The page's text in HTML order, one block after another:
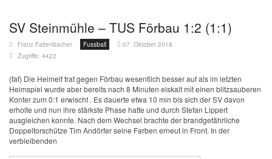
SV Steinmühle – TUS Förbau 1:2 (1:1)
Franz Faltenbacher Fussball
07. Oktober 2018
Zugriffe: 4422
(faf) Die Heimelf trat gegen Förbau wesentlich besser auf als im letzten
Heimspiel wurde aber bereits nach 8 Minuten eiskalt mit einen blitzsauberen
Konter zum 0:1 erwischt . Es dauerte etwa 10 min bis sich der SV davon
erholte und nun ihre stärkste Phase hatte und durch Stefan Lippert
ausgleichen konnte. Nach dem Wechsel brachte der brandgefährliche
Doppeltorschütze Tim Andörfer seine Farben erneut in Front. In der
verbleibenden